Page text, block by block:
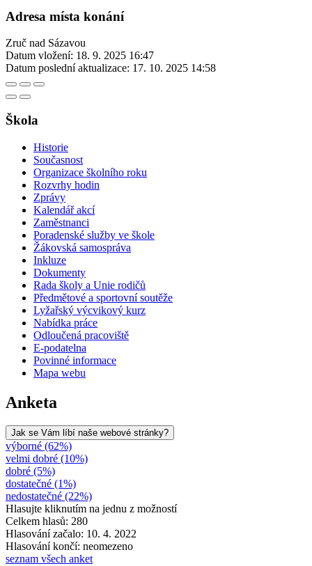
Adresa místa konání
Zruč nad Sázavou
Datum vložení: 18. 9. 2025 16:47
Datum poslední aktualizace: 17. 10. 2025 14:58
Škola
Historie
Současnost
Organizace školního roku
Rozvrhy hodin
Zprávy
Kalendář akcí
Zaměstnanci
Poradenské služby ve škole
Žákovská samospráva
Inkluze
Dokumenty
Rada školy a Unie rodičů
Předmětové a sportovní soutěže
Lyžařský výcvikový kurz
Nabídka práce
Odloučená pracoviště
E-podatelna
Povinné informace
Mapa webu
Anketa
Jak se Vám líbí naše webové stránky?
výborné (62%)
velmi dobré (10%)
dobré (5%)
dostatečné (1%)
nedostatečné (22%)
Hlasujte kliknutím na jednu z možností
Celkem hlasů: 280
Hlasování začalo: 10. 4. 2022
Hlasování končí: neomezeno
seznam všech anket